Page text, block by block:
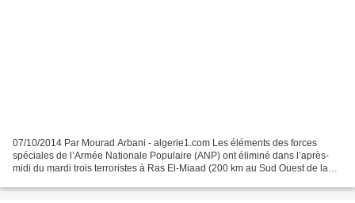
07/10/2014 Par Mourad Arbani - algerie1.com Les éléments des forces
spéciales de l’Armée Nationale Populaire (ANP) ont éliminé dans l’après-
midi du mardi trois terroristes à Ras El-Miaad (200 km au Sud Ouest de la